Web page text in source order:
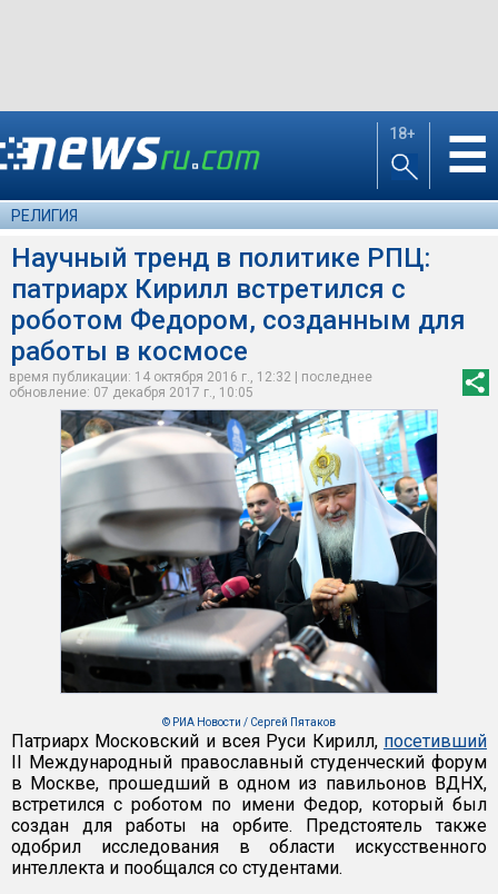
18+ ☰
РЕЛИГИЯ
Научный тренд в политике РПЦ:
патриарх Кирилл встретился с
роботом Федором, созданным для
работы в космосе
время публикации: 14 октября 2016 г., 12:32 | последнее
обновление: 07 декабря 2017 г., 10:05
© РИА Новости / Сергей Пятаков
Патриарх Московский и всея Руси Кирилл, посетивший
II Международный православный студенческий форум
в Москве, прошедший в одном из павильонов ВДНХ,
встретился с роботом по имени Федор, который был
создан для работы на орбите. Предстоятель также
одобрил исследования в области искусственного
интеллекта и пообщался со студентами.